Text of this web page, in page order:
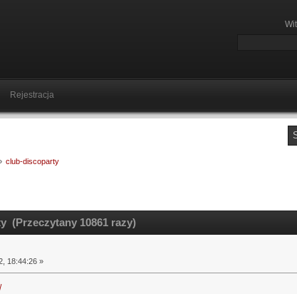
Rejestracja
club-discoparty
(Przeczytany 10861 razy)
18:44:26 »